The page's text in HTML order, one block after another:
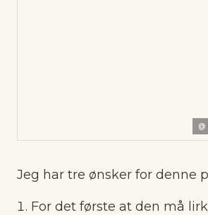
@
Jeg har tre ønsker for denne
For det første at den må